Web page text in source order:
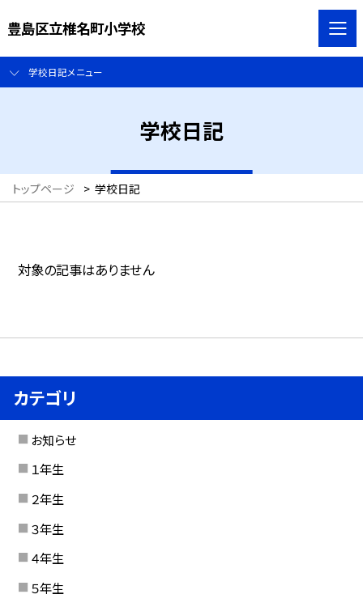
豊島区立椎名町小学校
学校日記メニュー
学校日記
トップページ > 学校日記
対象の記事はありません
カテゴリ
お知らせ
１年生
２年生
３年生
４年生
５年生